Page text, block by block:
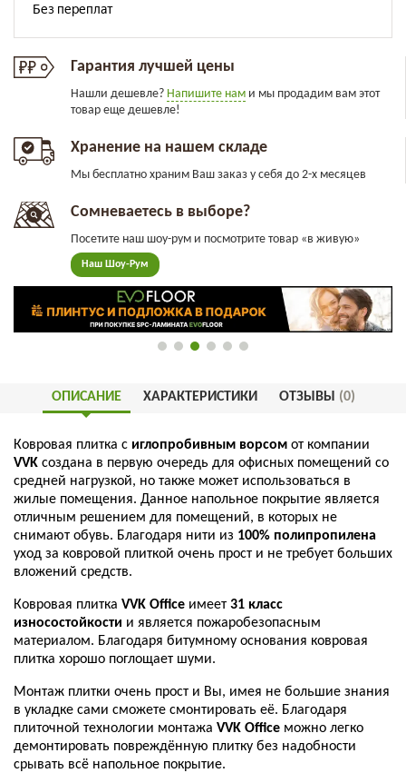
Гарантия лучшей цены
Нашли дешевле? Напишите нам и мы продадим вам этот
товар еще дешевле!
Хранение на нашем складе
Мы бесплатно храним Ваш заказ у себя до 2-х месяцев
Сомневаетесь в выборе?
Посетите наш шоу-рум и посмотрите товар «в живую»
Наш Шоу-Рум
ОПИСАНИЕ ХАРАКТЕРИСТИКИ ОТЗЫВЫ (0)
Ковровая плитка с иглопробивным ворсом от компании
VVK создана в первую очередь для офисных помещений со
средней нагрузкой, но также может использоваться в
жилые помещения. Данное напольное покрытие является
отличным решением для помещений, в которых не
снимают обувь. Благодаря нити из 100% полипропилена
уход за ковровой плиткой очень прост и не требует больших
вложений средств.
Ковровая плитка VVK Office имеет 31 класс
износостойкости и является пожаробезопасным
материалом. Благодаря битумному основания ковровая
плитка хорошо поглощает шуми.
Монтаж плитки очень прост и Вы, имея не большие знания
в укладке сами сможете смонтировать её. Благодаря
плиточной технологии монтажа VVK Office можно легко
демонтировать повреждённую плитку без надобности
срывать всё напольное покрытие.